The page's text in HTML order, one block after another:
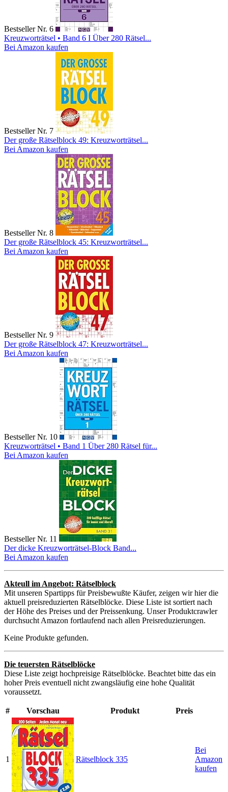
Bestseller Nr. 6
Kreuzworträtsel • Band 6 I Über 280 Rätsel...
Bei Amazon kaufen
Bestseller Nr. 7
Der große Rätselblock 49: Kreuzworträtsel...
Bei Amazon kaufen
Bestseller Nr. 8
Der große Rätselblock 45: Kreuzworträtsel...
Bei Amazon kaufen
Bestseller Nr. 9
Der große Rätselblock 47: Kreuzworträtsel...
Bei Amazon kaufen
Bestseller Nr. 10
Kreuzworträtsel • Band 1 Über 280 Rätsel für...
Bei Amazon kaufen
Bestseller Nr. 11
Der dicke Kreuzworträtsel-Block Band...
Bei Amazon kaufen
Akteull im Angebot: Rätselblock
Mit unseren Spartipps für Preisbewußte Käufer, zeigen wir hier die
aktuell preisreduzierten Rätselblöcke. Diese Liste ist sortiert nach
der Höhe des Preises und der Preissenkung. Unser Produktcrawler
durchsucht Amazon fortlaufend nach allen Preisreduzierungen.
Keine Produkte gefunden.
Die teuersten Rätselblöcke
Diese Liste zeigt hochpreisige Rätselblöcke. Beachtet bitte das ein
hoher Preis eventuell nicht zwangsläufig eine hohe Qualität
voraussetzt.
# Vorschau Produkt Preis
1 Rätselblock 335
Bei
Amazon
kaufen